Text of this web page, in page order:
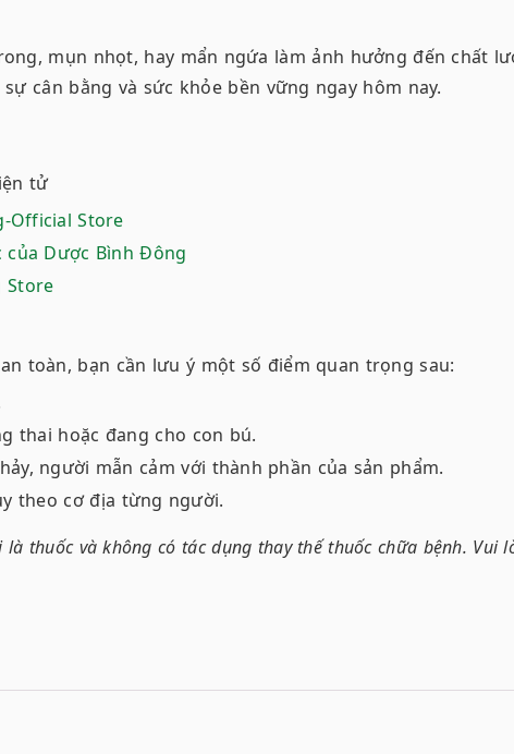
mụn nhọt, hay mẩn ngứa làm ảnh hưởng đến chất
cân bằng và sức khỏe bền vững ngay hôm nay.
tử
Official Store
Dược Bình Đông
Store
toàn, bạn cần lưu ý một số điểm quan trọng sau:
thai hoặc đang cho con bú.
người mẫn cảm với thành phần của sản phẩm.
theo cơ địa từng người.
là thuốc và không có tác dụng thay thế thuốc chữa bệnh.